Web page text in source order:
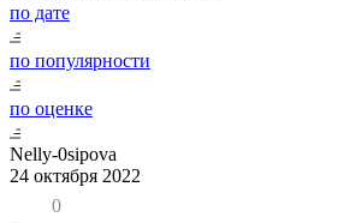
по дате
по популярности
по оценке
Nelly-0sipova
24 октября 2022
0